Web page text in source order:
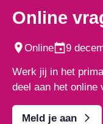
Online
Online 9
Werk jij in het
deel aan het online
Meld je aan